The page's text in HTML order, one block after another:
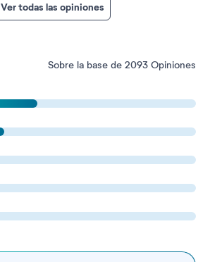
Sobre la base de 2093 Opiniones
Ver todas las opiniones